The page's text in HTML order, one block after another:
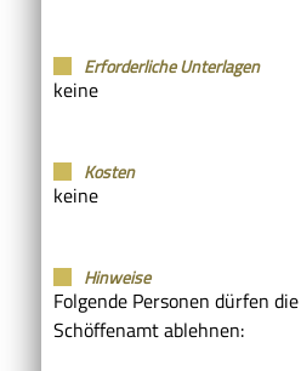
Erforderliche Unterlagen
keine
Kosten
keine
Hinweise
Folgende Personen dürfen
Schöffenamt ablehnen: